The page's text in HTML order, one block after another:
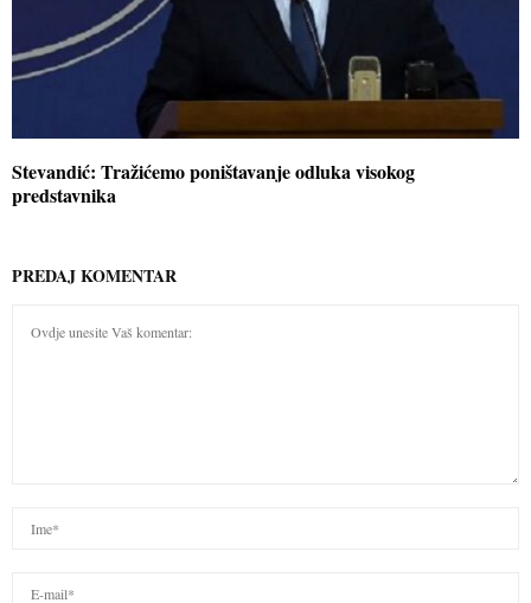
Stevandić: Tražićemo poništavanje odluka visokog
predstavnika
PREDAJ KOMENTAR